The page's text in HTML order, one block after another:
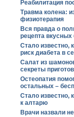
Реабилитация
Травма колена:
физиотерапия
Вся правда о
рецепта
Стало известно,
риск диабета в
Салат из
секреты
Остеопатия
остальных –
Стало известно,
к алтарю
Врачи назвали